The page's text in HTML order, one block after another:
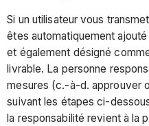
Si un utilisateur vous
êtes automatiquement
et également désigné
livrable. La personne
mesures (c.-à-d. approuver
suivant les étapes ci-
la responsabilité revient à la